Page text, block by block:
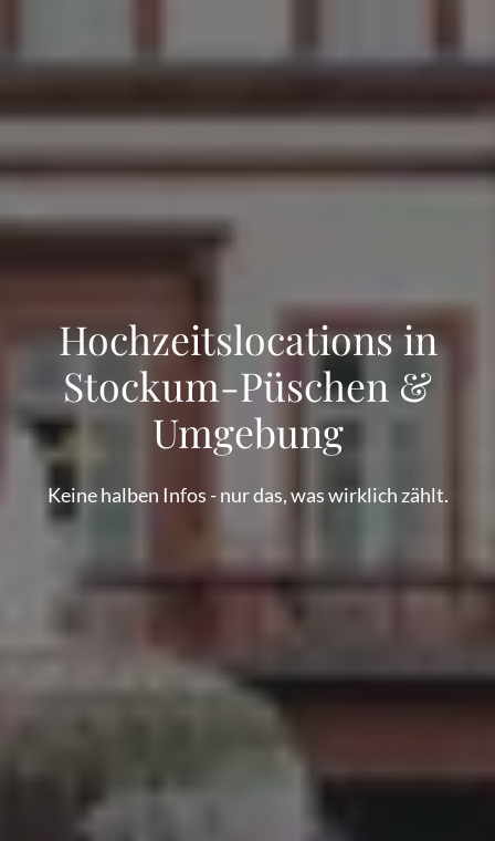
Hochzeitslocations in
Stockum-Püschen &
Umgebung
Keine halben Infos - nur das, was wirklich zählt.